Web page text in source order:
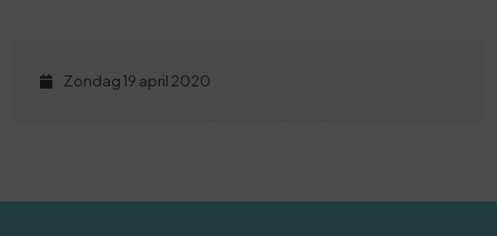
Zondag 19 april 2020